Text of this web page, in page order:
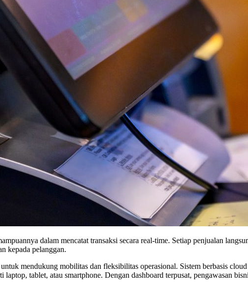
dalam mencatat transaksi secara real-time. Setiap penjualan
kepada pelanggan.
untuk mendukung mobilitas dan fleksibilitas operasional. Sistem berbasis
tablet, atau smartphone. Dengan dashboard terpusat, pengawasan